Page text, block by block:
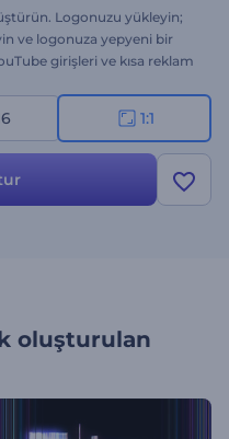
Logonuzu yükleyin;
ve logonuza yepyeni bir
girişleri ve kısa reklam
1:1
oluşturulan